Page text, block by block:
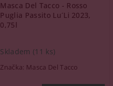
Masca Del Tacco - Rosso
Puglia Passito Lu´Li 2023,
0,75l
Skladem (11 ks)
Značka: Masca Del Tacco